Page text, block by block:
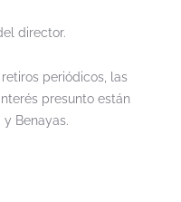
director.
periódicos, las
presunto están
Benayas.